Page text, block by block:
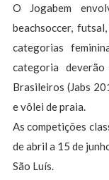
O Jogabem
beachsoccer,
categorias
categoria
Brasileiros (Jabs
e vôlei de praia.
As competições
de abril a 15 de
São Luís.